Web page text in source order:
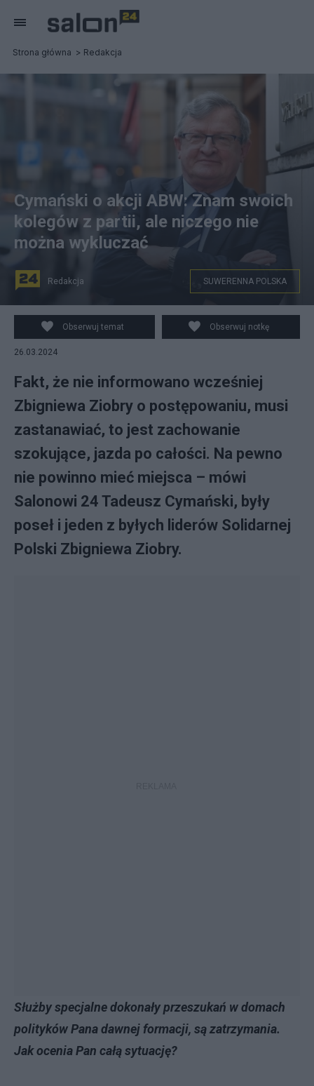
Strona główna Redakcja
fot. PAP/Piotr Nowak
Cymański o akcji ABW: Znam swoich
kolegów z partii, ale niczego nie
można wykluczać
Redakcja SUWERENNA POLSKA
Obserwuj temat Obserwuj notkę
26.03.2024
Fakt, że nie informowano wcześniej
Zbigniewa Ziobry o postępowaniu, musi
zastanawiać, to jest zachowanie
szokujące, jazda po całości. Na pewno
nie powinno mieć miejsca – mówi
Salonowi 24 Tadeusz Cymański, były
poseł i jeden z byłych liderów Solidarnej
Polski Zbigniewa Ziobry.
Służby specjalne dokonały przeszukań w domach
polityków Pana dawnej formacji, są zatrzymania.
Jak ocenia Pan całą sytuację?